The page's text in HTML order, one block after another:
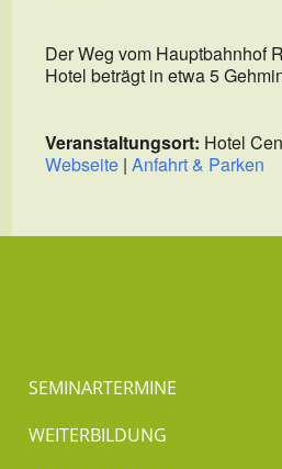
Der Weg vom Hauptbahnhof
Hotel beträgt in etwa 5
Veranstaltungsort: Hotel
Webseite |Anfahrt & Parken
SEMINARTERMINE
WEITERBILDUNG